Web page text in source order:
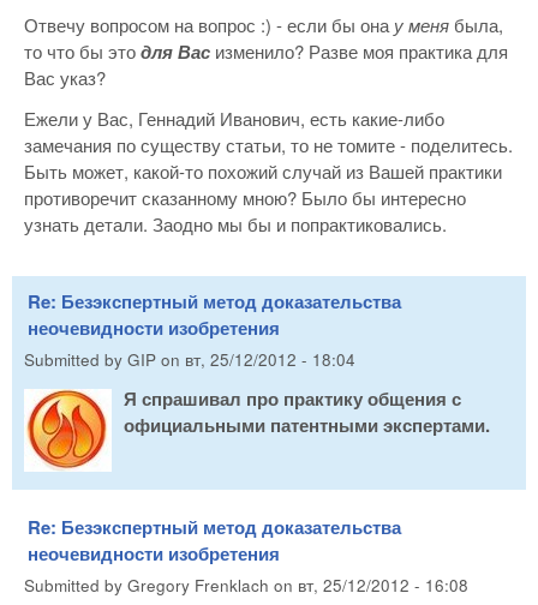
Отвечу вопросом на вопрос :) - если бы она у меня была,
то что бы этодля Вас изменило? Разве моя практика для
Вас указ?
Ежели у Вас, Геннадий Иванович, есть какие-либо
замечания по существу статьи, то не томите - поделитесь.
Быть может, какой-то похожий случай из Вашей практики
противоречит сказанному мною? Было бы интересно
узнать детали. Заодно мы бы и попрактиковались.
Re: Безэкспертный метод доказательства
неочевидности изобретения
Submitted by GIP on вт, 25/12/2012 - 18:04
Я спрашивал про практику общения с
официальными патентными экспертами.
Re: Безэкспертный метод доказательства
неочевидности изобретения
Submitted by Gregory Frenklach on вт, 25/12/2012 - 16:08